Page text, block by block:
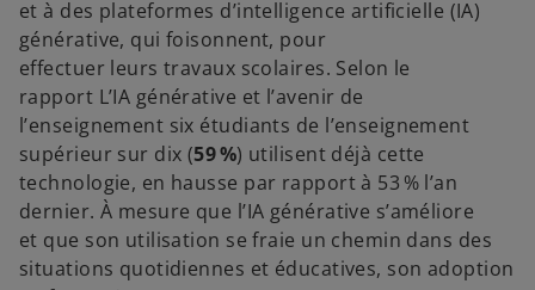
et à des plateformes d’intelligence artificielle (IA)
générative, qui foisonnent, pour
effectuer leurs travaux scolaires. Selon le
rapport L’IA générative et l’avenir de
l’enseignement six étudiants de l’enseignement
supérieur sur dix (59 %) utilisent déjà cette
technologie, en hausse par rapport à 53 % l’an
dernier. À mesure que l’IA générative s’améliore
et que son utilisation se fraie un chemin dans des
situations quotidiennes et éducatives, son adoption